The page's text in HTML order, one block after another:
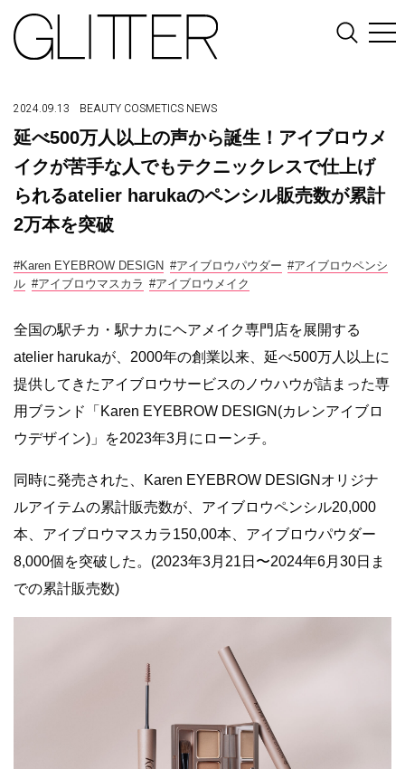
2024.09.13 BEAUTY COSMETICS NEWS
延べ500万人以上の声から誕生！アイブロウメ
イクが苦手な人でもテクニックレスで仕上げ
られるatelier harukaのペンシル販売数が累計
2万本を突破
#Karen EYEBROW DESIGN #アイブロウパウダー #アイブロウペンシ
ル #アイブロウマスカラ #アイブロウメイク
全国の駅チカ・駅ナカにヘアメイク専門店を展開する
atelier harukaが、2000年の創業以来、延べ500万人以上に
提供してきたアイブロウサービスのノウハウが詰まった専
用ブランド「Karen EYEBROW DESIGN(カレンアイブロ
ウデザイン)」を2023年3月にローンチ。
同時に発売された、Karen EYEBROW DESIGNオリジナ
ルアイテムの累計販売数が、アイブロウペンシル20,000
本、アイブロウマスカラ150,00本、アイブロウパウダー
8,000個を突破した。(2023年3月21日〜2024年6月30日ま
での累計販売数)